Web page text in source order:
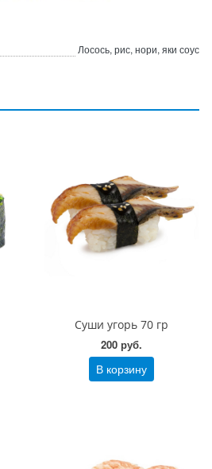
Лосось, рис, нори, яки соус
Суши угорь 70 гр
200 руб.
В корзину